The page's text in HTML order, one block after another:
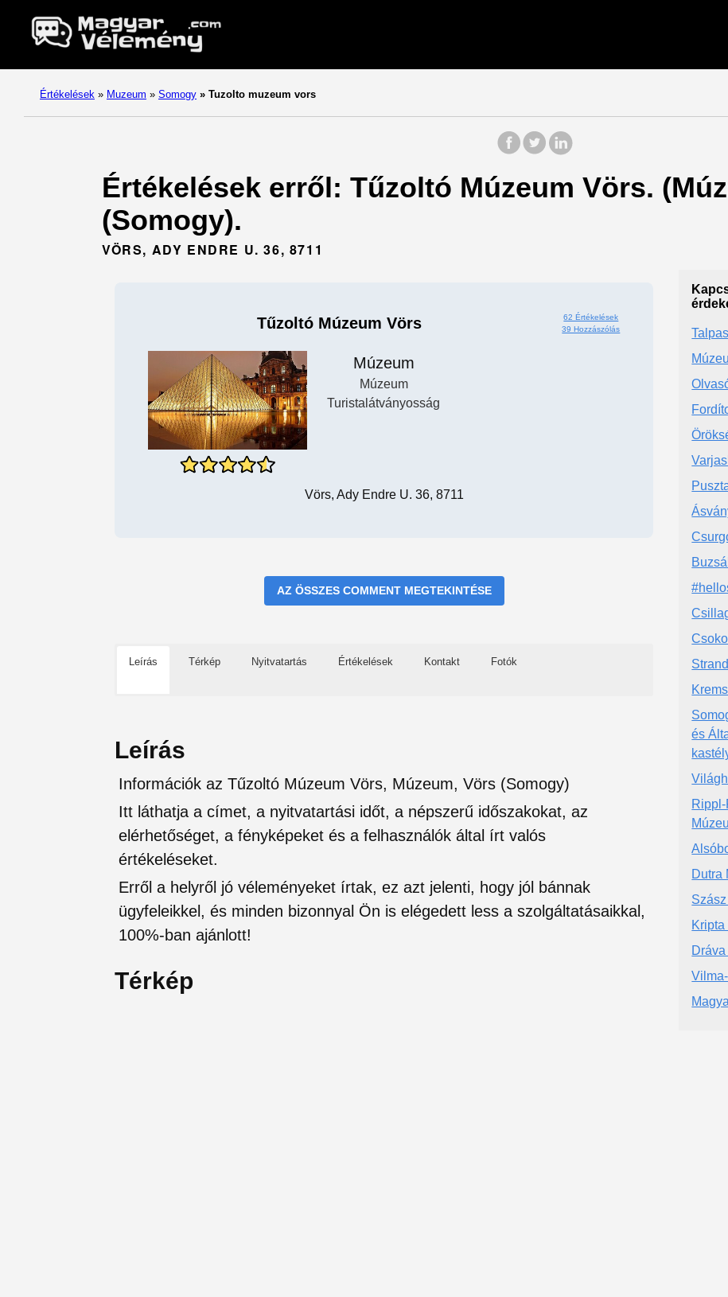
Értékelések » Muzeum » Somogy » Tuzolto muzeum vors
Értékelések erről: Tűzoltó Múzeum Vörs.
(Somogy).
VÖRS, ADY ENDRE U. 36, 8711
Tűzoltó Múzeum Vörs
62 Értékelések
39 Hozzászólás
Múzeum
Múzeum
Turistalátványosság
Vörs, Ady Endre U. 36, 8711
AZ ÖSSZES COMMENT MEGTEKINTÉSE
Leírás Térkép Nyitvatartás Értékelések Kontakt Fotók
Leírás
Információk az Tűzoltó Múzeum Vörs, Múzeum, Vörs (Somogy)
Itt láthatja a címet, a nyitvatartási időt, a népszerű időszakokat, az
elérhetőséget, a fényképeket és a felhasználók által írt valós
értékeléseket.
Erről a helyről jó véleményeket írtak, ez azt jelenti, hogy jól bánnak
ügyfeleikkel, és minden bizonnyal Ön is elégedett less a szolgáltatásaikkal,
100%-ban ajánlott!
Térkép
és
Dutra